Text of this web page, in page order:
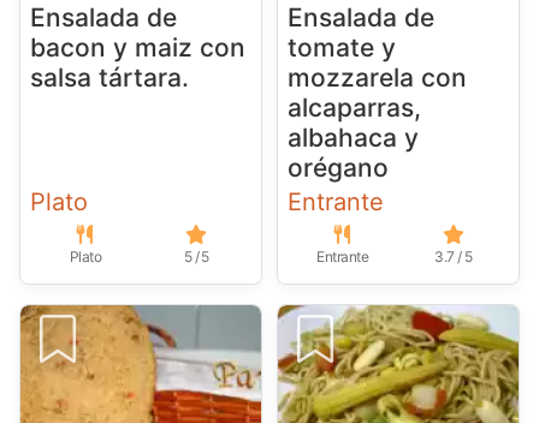
Ensalada de
bacon y maiz con
salsa tártara.
Plato
Plato 5 / 5
Ensalada de
tomate y
mozzarela con
alcaparras,
albahaca y
orégano
Entrante
Entrante 3.7 / 5